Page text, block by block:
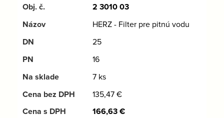
2 3010 03
HERZ - Filter pre pitnú vodu
25
16
7 ks
135,47€
166,63€